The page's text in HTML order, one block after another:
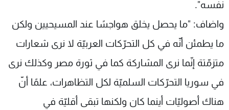
نفسه".
واضاف: "ما يحصل يخلق هواجسًا عند المسيحيين ولكن
ما يطمئن أنّه في كل التحرّكات العربيّة لا نرى شعارات
متزمّتة إنّما نرى المشاركة كما في ثورة مصر وكذلك نرى
في سوريا التحرّكات السلميّة لكل التظاهرات، علمًا أنّ
هناك أصوليّات أينما كان ولكنها تبقى أقليّة في